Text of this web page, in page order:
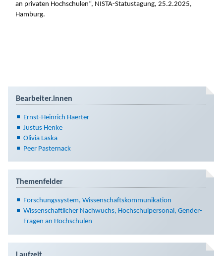
an privaten Hochschulen“, NISTA-Statustagung, 25.2.2025,
Hamburg.
Bearbeiter.innen
Ernst-Heinrich Haerter
Justus Henke
Olivia Laska
Peer Pasternack
Themenfelder
Forschungssystem, Wissenschaftskommunikation
Wissenschaftlicher Nachwuchs, Hochschulpersonal, Gender-
Fragen an Hochschulen